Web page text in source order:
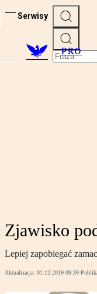
Serwisy
PRO
Zjawisko
Lepiej zapobiegać
Aktualizacja: 01.12.2019 09:39